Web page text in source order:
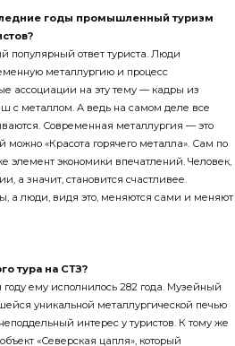
годы промышленный туризм
популярный ответ туриста. Люди
металлургию и процесс
ассоциации на эту тему — кадры из
с металлом. А ведь на самом деле все
Современная металлургия — это
можно «Красота горячего металла». Сам по
элемент экономики впечатлений. Человек,
а значит, становится счастливее.
а люди, видя это, меняются сами и меняют
тура на СТЗ?
ему исполнилось 282 года. Музейный
уникальной металлургической печью
интерес у туристов. К тому же
«Северская цапля», который